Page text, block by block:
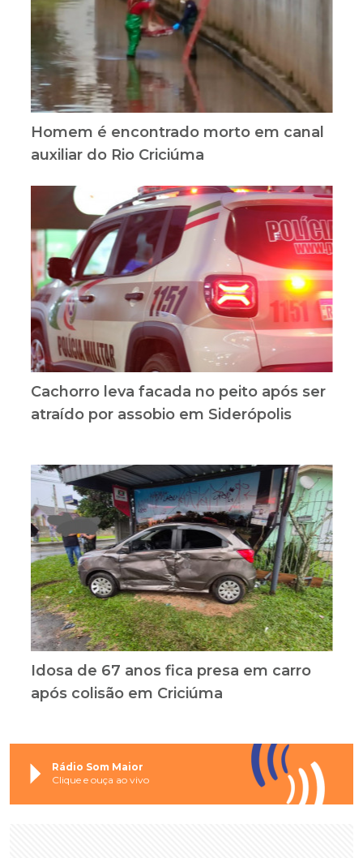
Homem é encontrado morto em canal
auxiliar do Rio Criciúma
Cachorro leva facada no peito após ser
atraído por assobio em Siderópolis
Idosa de 67 anos fica presa em carro
após colisão em Criciúma
Rádio Som Maior
Clique e ouça ao vivo